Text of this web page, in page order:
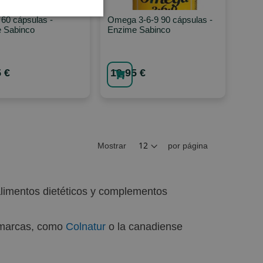
dietéticos y complementos
como Colnaturo la canadiense
cápsulas -
Sabinco
€
Omega 3-6-9 90 cápsulas -
Enzime Sabinco
19,95 €
Mostrar por página